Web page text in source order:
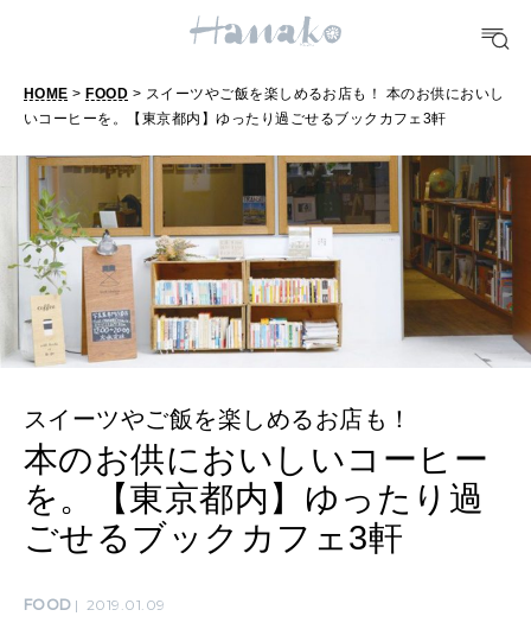
TRAVEL
FORTUNE
明日のわたし
[12星座別] Weekly Holoscope
[12星座別] Monthly Love Holoscope
女神まり愛のタロットメッセージ
算命学がわかる今月のあなた
HEALTH
自分にやさしく
知る、考える
MAMA
ママもいろいろ
HOME > FOOD > スイーツやご飯を楽しめるお店も！ 本のお供においし
いコーヒーを。【東京都内】ゆったり過ごせるブックカフェ3軒
スイーツやご飯を楽しめるお店も！
本のお供においしいコーヒー
を。【東京都内】ゆったり過
ごせるブックカフェ3軒
FOOD 2019.01.09